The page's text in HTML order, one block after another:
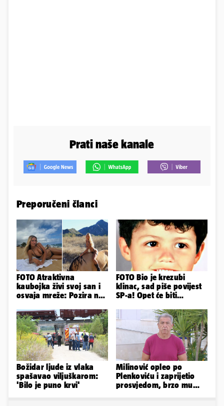
Prati naše kanale
Preporučeni članci
FOTO Atraktivna
kaubojka živi svoj san i
osvaja mreže: Pozira na
rodeu...
FOTO Bio je krezubi
klinac, sad piše povijest
SP-a! Opet će biti
Hrvatske...
Božidar ljude iz vlaka
spašavao viljuškarom:
'Bilo je puno krvi'
Milinović opleo po
Plenkoviću i zaprijetio
prosvjedom, brzo mu